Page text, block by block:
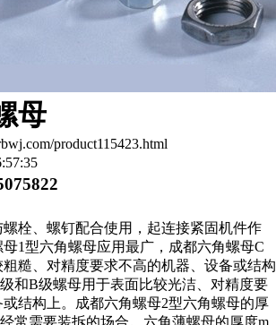
母
product115423.html
螺栓、螺钉配合使用，起连接紧固机件作
1型六角螺母应用最广，成都六角螺母C
糙、对精度要求不高的机器、设备或结构
和B级螺母用于表面比较光洁、对精度要
结构上。成都六角螺母2型六角螺母的厚
常需要装拆的场合。六角薄螺母的厚度m